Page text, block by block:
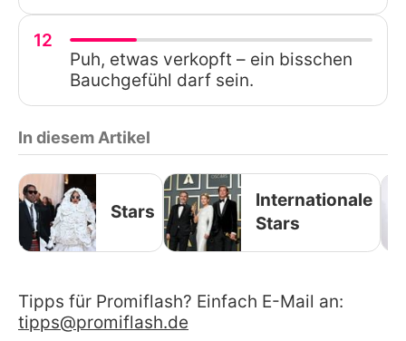
12
Puh, etwas verkopft – ein bisschen
Bauchgefühl darf sein.
In diesem Artikel
Stars
Internationale
Stars
Tipps für Promiflash? Einfach E-Mail an:
tipps@promiflash.de